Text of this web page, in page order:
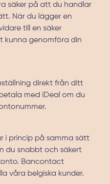
säker på att du handlar
När du lägger en
till en säker
kunna genomföra din
direkt från ditt
med iDeal om du
i princip på samma sätt
du snabbt och säkert
Bancontact
våra belgiska kunder.